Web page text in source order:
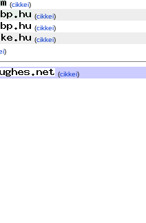
(cikkei)
(cikkei)
(cikkei)
(cikkei)
)
(cikkei)